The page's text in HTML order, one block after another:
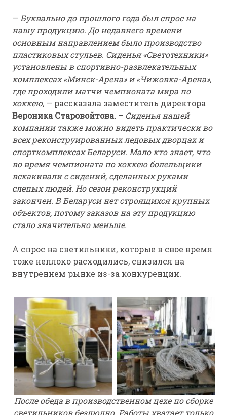
— Буквально до прошлого года был спрос на
нашу продукцию. До недавнего времени
основным направлением было производство
пластиковых стульев. Сиденья «Светотехники»
установлены в спортивно-развлекательных
комплексах «Минск-Арена» и «Чижовка-Арена»,
где проходили матчи чемпионата мира по
хоккею, — рассказала заместитель директора
Вероника Старовойтова. – Сиденья нашей
компании также можно видеть практически во
всех реконструированных ледовых дворцах и
спорткомплексах Беларуси. Мало кто знает, что
во время чемпионата по хоккею болельщики
вскакивали с сидений, сделанных руками
слепых людей. Но сезон реконструкций
закончен. В Беларуси нет строящихся крупных
объектов, потому заказов на эту продукцию
стало значительно меньше.
А спрос на светильники, которые в свое время
тоже неплохо расходились, снизился на
внутреннем рынке из-за конкуренции.
После обеда в производственном цехе по сборке
светильников безлюдно. Работы хватает только